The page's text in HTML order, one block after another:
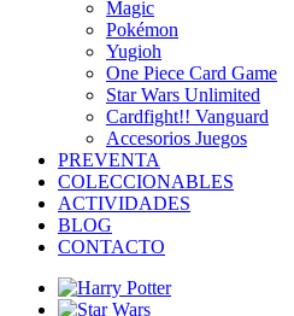
Magic
Pokémon
Yugioh
One Piece Card Game
Star Wars Unlimited
Cardfight!! Vanguard
Accesorios Juegos
PREVENTA
COLECCIONABLES
ACTIVIDADES
BLOG
CONTACTO